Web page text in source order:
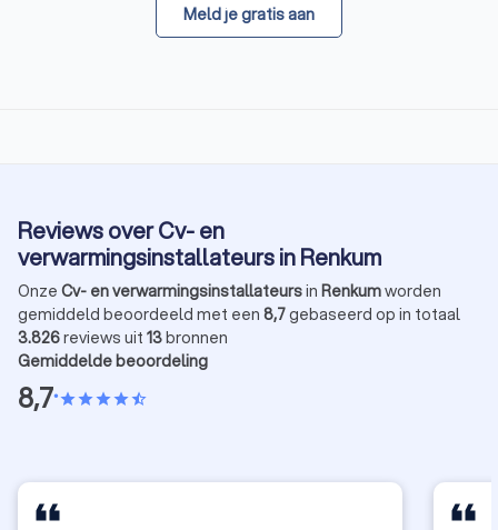
Meld je gratis aan
Reviews over Cv- en
verwarmingsinstallateurs in Renkum
Onze Cv- en verwarmingsinstallateursin Renkumworden
gemiddeld beoordeeld met een 8,7gebaseerd op in totaal
3.826reviews uit 13bronnen
Gemiddelde beoordeling
8,7•starstarstarstarstar_half